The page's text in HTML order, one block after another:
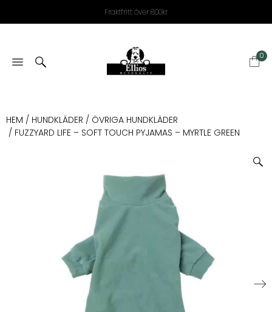
Fraktfritt över 800kr
0
HEM / HUNDKLÄDER / ÖVRIGA HUNDKLÄDER
/ FUZZYARD LIFE – SOFT TOUCH PYJAMAS – MYRTLE GREEN